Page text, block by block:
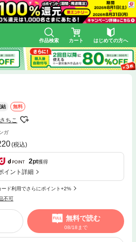
作品検索 カート はじめての方へ
結 無料
ちこ
ガ
(税込)
2pt獲得
イント詳細
ード利用でさらにポイント+2%
不可
無料で読む
08/18まで